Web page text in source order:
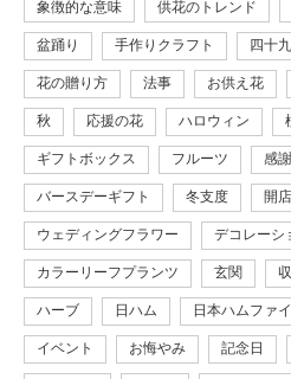
象徴的な意味 供花のトレンド
盆踊り 手作りクラフト 四十
花の贈り方 法事 お供え花
秋 応援の花 ハロウィン
ギフトボックス フルーツ 感
バースデーギフト 冬支度 開
ウェディングフラワー デコレーシ
カラーリーフプランツ 玄関
ハーブ 日ハム 日本ハムファ
イベント お悔やみ 記念日